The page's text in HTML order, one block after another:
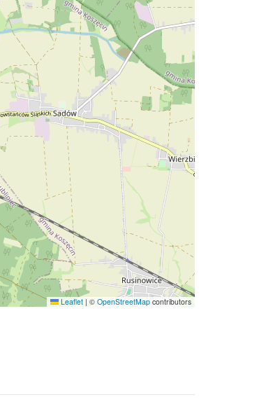
Leaflet | © OpenStreetMap contributors